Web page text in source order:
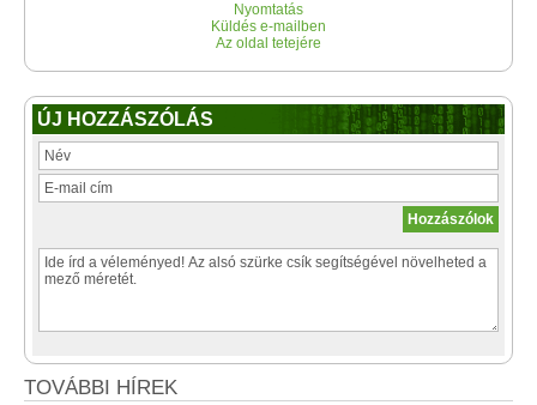
Nyomtatás
Küldés e-mailben
Az oldal tetejére
ÚJ HOZZÁSZÓLÁS
TOVÁBBI HÍREK